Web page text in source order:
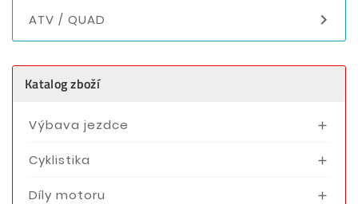
ATV / QUAD 
Katalog zboží
Výbava jezdce 
Cyklistika 
Díly motoru 